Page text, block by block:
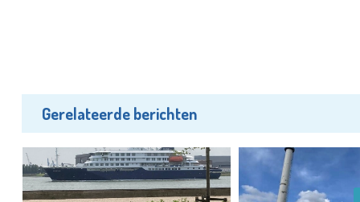
Gerelateerde berichten